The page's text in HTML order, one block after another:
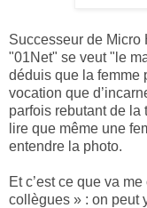
Successeur de Micro
"01Net" se veut "le
déduis que la femme
vocation que
parfois rebutant de
lire que même une
entendre la photo.
Et c’est ce que va
collègues » : on peut